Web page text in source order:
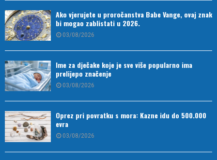
Ako vjerujete u proročanstva Babe Vange, ovaj znak
bi mogao zablistati u 2026.
03/08/2026
Ime za dječake koje je sve više popularno ima
prelijepo značenje
03/08/2026
Oprez pri povratku s mora: Kazne idu do 500.000
evra
03/08/2026